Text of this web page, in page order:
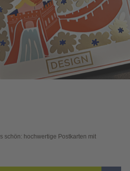
hochwertige Postkarten mit